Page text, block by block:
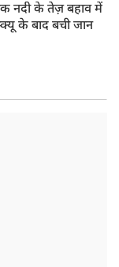
नदी के तेज़ बहाव में
के बाद बची जान